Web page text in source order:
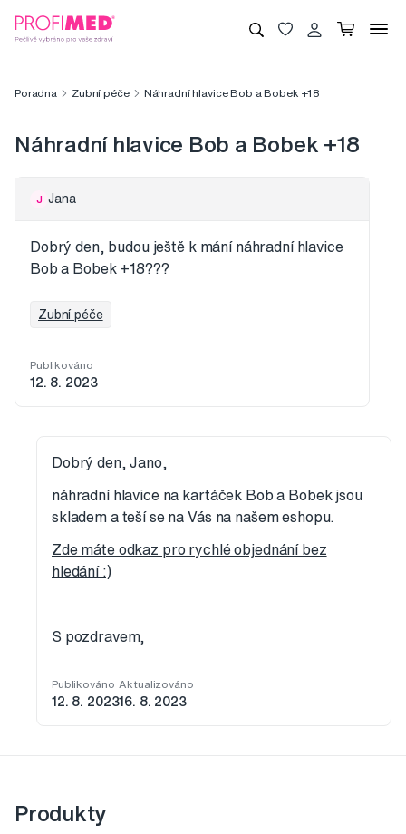
Poradna Zubní péče Náhradní hlavice Bob a Bobek +18
Náhradní hlavice Bob a Bobek +18
J Jana
Dobrý den, budou ještě k mání náhradní hlavice
Bob a Bobek +18???
Zubní péče
Publikováno
12. 8. 2023
Dobrý den, Jano,
náhradní hlavice na kartáček Bob a Bobek jsou
skladem a teší se na Vás na našem eshopu.
Zde máte odkaz pro rychlé objednání bez
hledání :)
S pozdravem,
Publikováno
12. 8. 2023
Aktualizováno
16. 8. 2023
Produkty